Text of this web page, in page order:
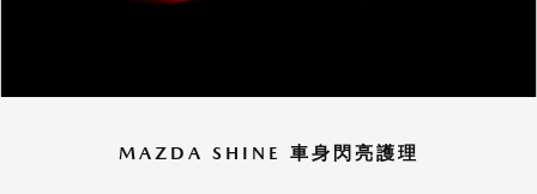
MAZDA SHINE 車身閃亮護理